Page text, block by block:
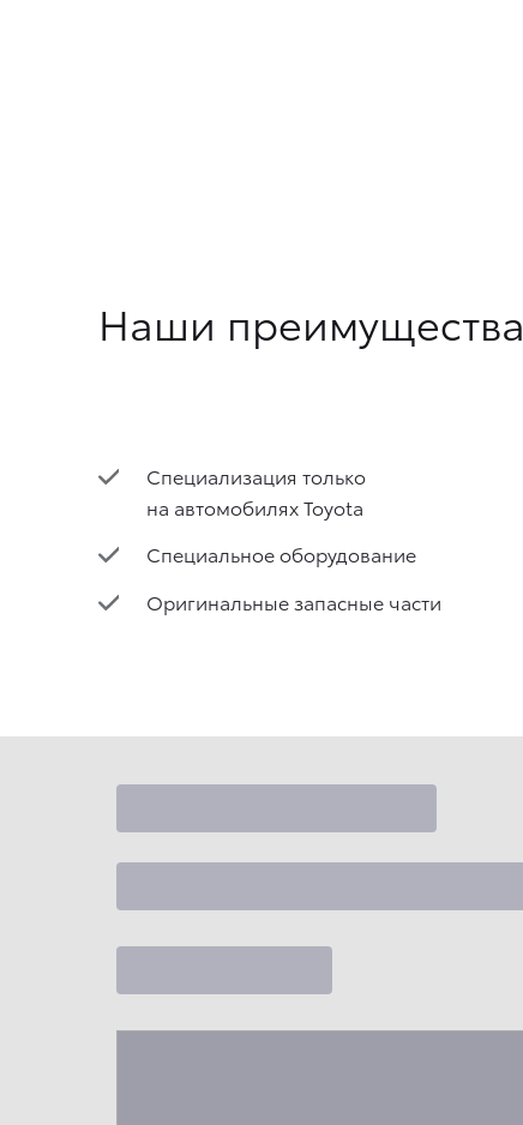
Наши преимущества
Специализация только
на автомобилях Toyota
Специальное оборудование
Оригинальные запасные части